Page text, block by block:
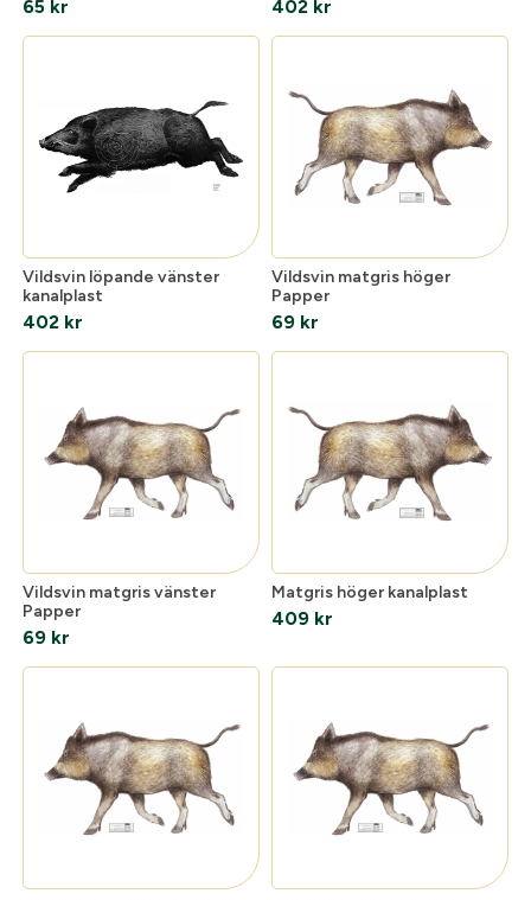
65 kr 402 kr
Vildsvin löpande vänster
kanalplast
402 kr
Vildsvin matgris höger
Papper
69 kr
Vildsvin matgris vänster
Papper
69 kr
Matgris höger kanalplast
409 kr